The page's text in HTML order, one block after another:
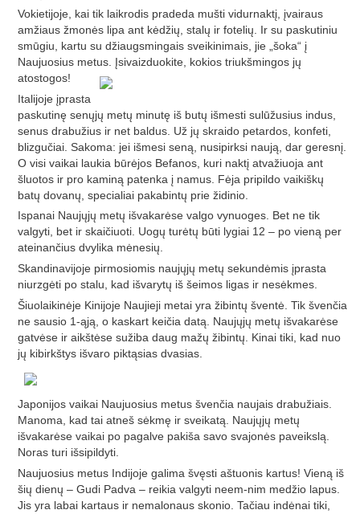
Vokietijoje, kai tik laikrodis pradeda mušti vidurnaktį, įvairaus
amžiaus žmonės lipa ant kėdžių, stalų ir fotelių. Ir su paskutiniu
smūgiu, kartu su džiaugsmingais sveikinimais, jie „šoka“ į
Naujuosius metus. Įsivaizduokite, kokios triukšmingos jų
atostogos!
Italijoje įprasta
paskutinę senųjų metų minutę iš butų išmesti sulūžusius indus,
senus drabužius ir net baldus. Už jų skraido petardos, konfeti,
blizgučiai. Sakoma: jei išmesi seną, nusipirksi naują, dar geresnį.
O visi vaikai laukia būrėjos Befanos, kuri naktį atvažiuoja ant
šluotos ir pro kaminą patenka į namus. Fėja pripildo vaikiškų
batų dovanų, specialiai pakabintų prie židinio.
Ispanai Naujųjų metų išvakarėse valgo vynuoges. Bet ne tik
valgyti, bet ir skaičiuoti. Uogų turėtų būti lygiai 12 – po vieną per
ateinančius dvylika mėnesių.
Skandinavijoje pirmosiomis naujųjų metų sekundėmis įprasta
niurzgėti po stalu, kad išvarytų iš šeimos ligas ir nesėkmes.
Šiuolaikinėje Kinijoje Naujieji metai yra žibintų šventė. Tik švenčia
ne sausio 1-ąją, o kaskart keičia datą. Naujųjų metų išvakarėse
gatvėse ir aikštėse sužiba daug mažų žibintų. Kinai tiki, kad nuo
jų kibirkštys išvaro piktąsias dvasias.
Japonijos vaikai Naujuosius metus švenčia naujais drabužiais.
Manoma, kad tai atneš sėkmę ir sveikatą. Naujųjų metų
išvakarėse vaikai po pagalve pakiša savo svajonės paveikslą.
Noras turi išsipildyti.
Naujuosius metus Indijoje galima švęsti aštuonis kartus! Vieną iš
šių dienų – Gudi Padva – reikia valgyti neem-nim medžio lapus.
Jis yra labai kartaus ir nemalonaus skonio. Tačiau indėnai tiki,